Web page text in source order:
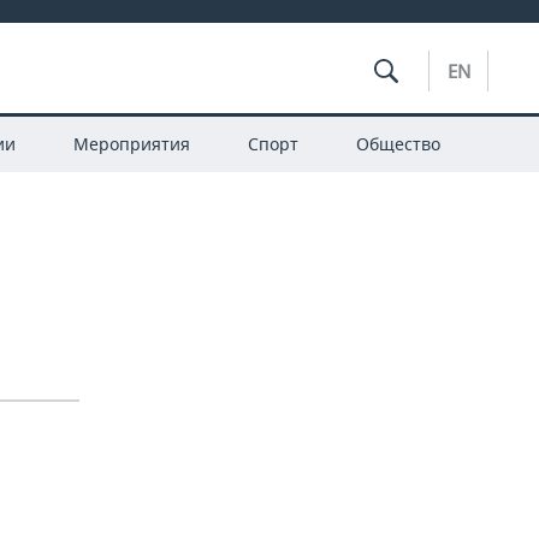
EN
Мероприятия Спорт Общество